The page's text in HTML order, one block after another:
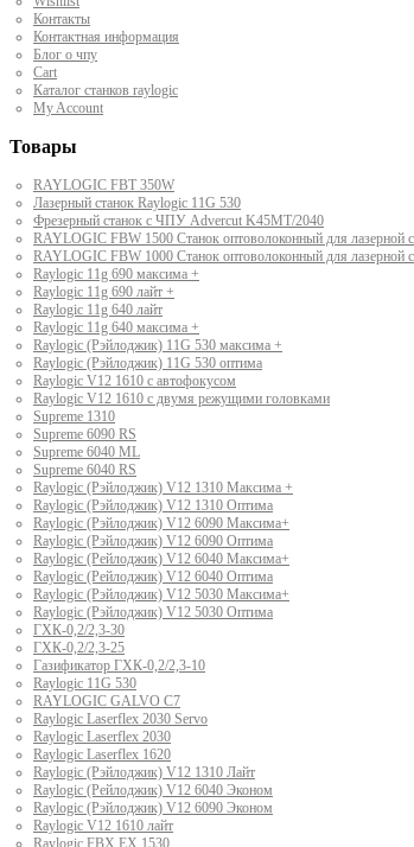
Контакты
Контактная информация
Блог о чпу
Cart
Каталог станков raylogic
My Account
Товары
RAYLOGIC FBT 350W
Лазерный станок Raylogic 11G 530
Фрезерный станок с ЧПУ Advercut K45MT/2040
RAYLOGIC FBW 1500 Станок оптоволоконный для лазерной
RAYLOGIC FBW 1000 Станок оптоволоконный для лазерной
Raylogic 11g 690 максима +
Raylogic 11g 690 лайт +
Raylogic 11g 640 лайт
Raylogic 11g 640 максима +
Raylogic (Рэйлоджик) 11G 530 максима +
Raylogic (Рэйлоджик) 11G 530 оптима
Raylogic V12 1610 с автофокусом
Raylogic V12 1610 с двумя режущими головками
Supreme 1310
Supreme 6090 RS
Supreme 6040 ML
Supreme 6040 RS
Raylogic (Рэйлоджик) V12 1310 Максима +
Raylogic (Рэйлоджик) V12 1310 Оптима
Raylogic (Рэйлоджик) V12 6090 Максима+
Raylogic (Рэйлоджик) V12 6090 Оптима
Raylogic (Рейлоджик) V12 6040 Максима+
Raylogic (Рейлоджик) V12 6040 Оптима
Raylogic (Рэйлоджик) V12 5030 Максима+
Raylogic (Рэйлоджик) V12 5030 Оптима
ГХК-0,2/2,3-30
ГХК-0,2/2,3-25
Газификатор ГХК-0,2/2,3-10
Raylogic 11G 530
RAYLOGIC GALVO С7
Raylogic Laserflex 2030 Servo
Raylogic Laserflex 2030
Raylogic Laserflex 1620
Raylogic (Рэйлоджик) V12 1310 Лайт
Raylogic (Рейлоджик) V12 6040 Эконом
Raylogic (Рэйлоджик) V12 6090 Эконом
Raylogic V12 1610 лайт
Raylogic FBX EX 1530